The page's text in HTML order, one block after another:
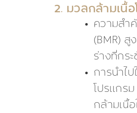
2. มวลกล้ามเนื้อ
ความสำ
(BMR)
ร่างที่กระ
การนำไ
โปรแกร
กล้ามเนื้